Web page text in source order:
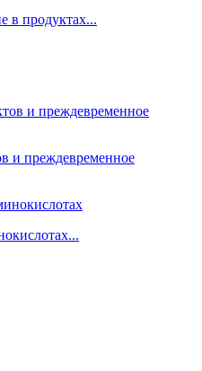
в продуктах...
и преждевременное